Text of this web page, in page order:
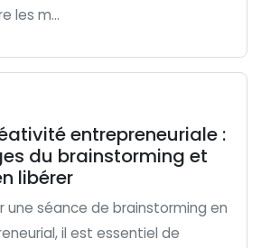
les m...
entrepreneuriale :
du brainstorming et
libérer
une séance de brainstorming en
il est essentiel de